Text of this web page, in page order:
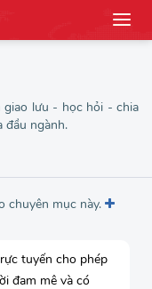
giao lưu - học hỏi - chia
đầu ngành.
chuyên mục này.
tuyến cho phép
đam mê và có